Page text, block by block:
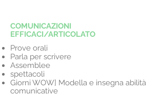
COMUNICAZIONI
EFFICACI/ARTICOLATO
Prove orali
Parla per scrivere
Assemblee
spettacoli
Giorni WOW] Modella e insegna abilità
comunicative